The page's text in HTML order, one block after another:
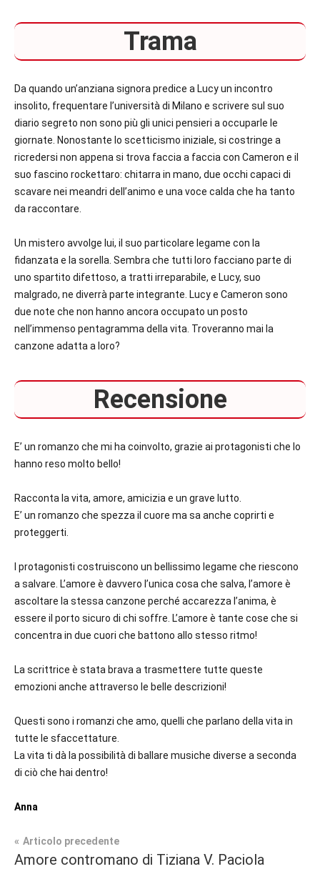
Trama
Da quando un’anziana signora predice a Lucy un incontro
insolito, frequentare l’università di Milano e scrivere sul suo
diario segreto non sono più gli unici pensieri a occuparle le
giornate. Nonostante lo scetticismo iniziale, si costringe a
ricredersi non appena si trova faccia a faccia con Cameron e il
suo fascino rockettaro: chitarra in mano, due occhi capaci di
scavare nei meandri dell’animo e una voce calda che ha tanto
da raccontare.
Un mistero avvolge lui, il suo particolare legame con la
fidanzata e la sorella. Sembra che tutti loro facciano parte di
uno spartito difettoso, a tratti irreparabile, e Lucy, suo
malgrado, ne diverrà parte integrante. Lucy e Cameron sono
due note che non hanno ancora occupato un posto
nell’immenso pentagramma della vita. Troveranno mai la
canzone adatta a loro?
Recensione
E’ un romanzo che mi ha coinvolto, grazie ai protagonisti che lo
hanno reso molto bello!
Racconta la vita, amore, amicizia e un grave lutto.
E’ un romanzo che spezza il cuore ma sa anche coprirti e
proteggerti.
I protagonisti costruiscono un bellissimo legame che riescono
a salvare. L’amore è davvero l’unica cosa che salva, l’amore è
ascoltare la stessa canzone perché accarezza l’anima, è
essere il porto sicuro di chi soffre. L’amore è tante cose che si
concentra in due cuori che battono allo stesso ritmo!
La scrittrice è stata brava a trasmettere tutte queste
emozioni anche attraverso le belle descrizioni!
Questi sono i romanzi che amo, quelli che parlano della vita in
tutte le sfaccettature.
La vita ti dà la possibilità di ballare musiche diverse a seconda
di ciò che hai dentro!
Anna
Tag
Contemporary
Navigazione
Articolo precedente
Amore contromano di Tiziana V. Paciola